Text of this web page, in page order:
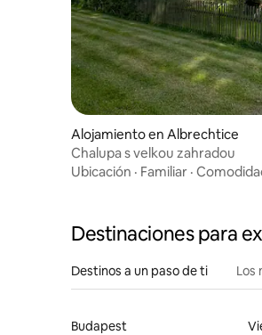
Alojamiento en Albrechtice
Chalupa s velkou zahradou
Ubicación · Familiar ·
Destinaciones para
Destinos a un paso de ti Los
Budapest